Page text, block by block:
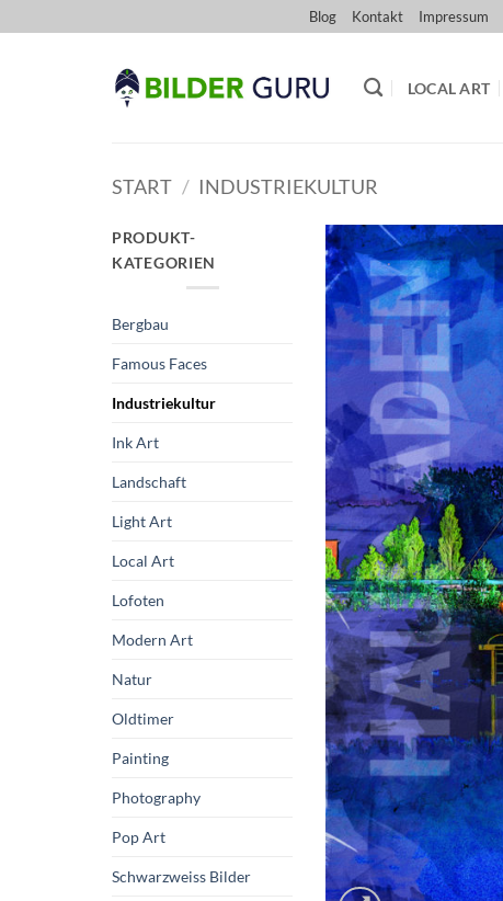
Inhalt
Blog Kontakt Impressum
LOCAL ART
START / INDUSTRIEKULTUR
PRODUKT-
KATEGORIEN
Bergbau
Famous Faces
Industriekultur
Ink Art
Landschaft
Light Art
Local Art
Lofoten
Modern Art
Natur
Oldtimer
Painting
Photography
Pop Art
Schwarzweiss Bilder